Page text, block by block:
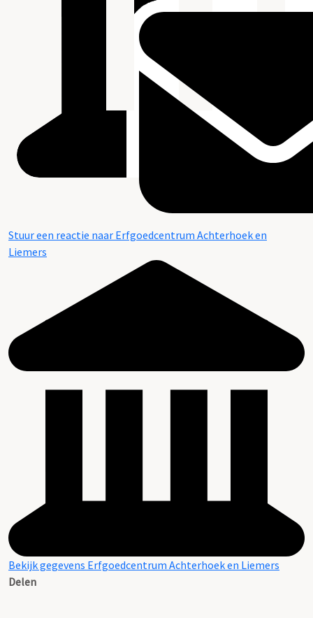
Stuur een reactie naar Erfgoedcentrum Achterhoek en
Liemers
Bekijk gegevens Erfgoedcentrum Achterhoek en Liemers
Delen